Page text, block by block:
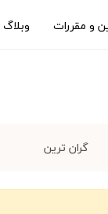
و مقررات وبلاگ
گران ترین